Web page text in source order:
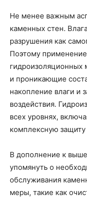
Не менее важным
каменных стен.
разрушения как
Поэтому
гидроизоляционных
и проникающие
накопление влаги и
воздействия.
всех уровнях,
комплексную защиту
В дополнение к
упомянуть о
обслуживания
меры, такие как